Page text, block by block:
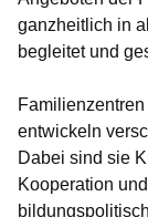
ganzheitlich in
begleitet und
entwickeln
Dabei sind sie
Kooperation